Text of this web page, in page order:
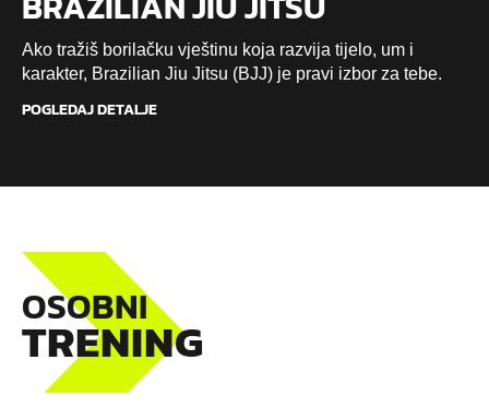
Ako tražiš borilačku vještinu koja razvija tijelo, um i
karakter, Brazilian Jiu Jitsu (BJJ) je pravi izbor za tebe.
POGLEDAJ DETALJE
OSOBNI
TRENING